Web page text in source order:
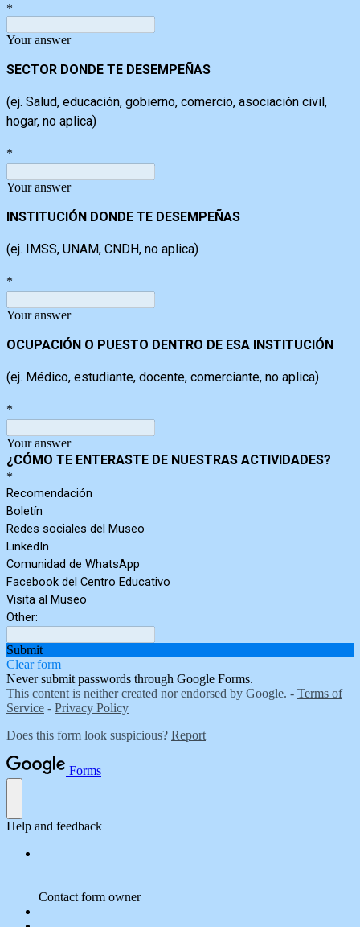
*
Your answer
SECTOR DONDE TE DESEMPEÑAS
(ej. Salud, educación, gobierno, comercio, asociación civil,
hogar, no aplica)
*
Your answer
INSTITUCIÓN DONDE TE DESEMPEÑAS
(ej. IMSS, UNAM, CNDH, no aplica)
*
Your answer
OCUPACIÓN O PUESTO DENTRO DE ESA INSTITUCIÓN
(ej. Médico, estudiante, docente, comerciante, no aplica)
*
Your answer
¿CÓMO TE ENTERASTE DE NUESTRAS ACTIVIDADES?
*
Recomendación
Boletín
Redes sociales del Museo
LinkedIn
Comunidad de WhatsApp
Facebook del Centro Educativo
Visita al Museo
Other:
Submit
Clear form
Never submit passwords through Google Forms.
This content is neither created nor endorsed by Google. - Terms of
Service - Privacy Policy
Does this form look suspicious? Report
Forms
Help and feedback
Contact form owner